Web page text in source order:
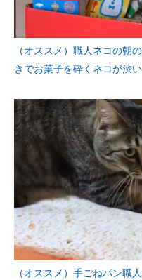
（オススメ）職人ネコの
きでお菓子を砕くネコが渋い
（オススメ）手ごねパン